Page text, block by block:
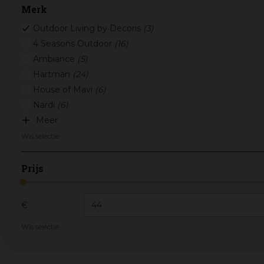
Merk
Outdoor Living by Decoris (3)
4 Seasons Outdoor (16)
Ambiance (5)
Hartman (24)
House of Mavi (6)
Nardi (6)
Meer
Prijs
€